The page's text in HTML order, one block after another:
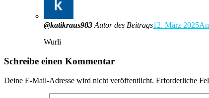
@katikraus983 Autor des Beitrags12. März 2025
Wurli
Schreibe einen Kommentar
Deine E-Mail-Adresse wird nicht veröffentlicht. Erforderliche